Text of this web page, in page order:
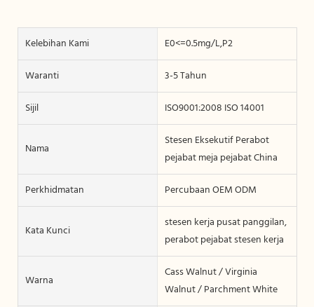
Kelebihan Kami
E0<=0.5mg/L,P2
Waranti
3-5 Tahun
Sijil
ISO9001:2008 ISO 14001
Nama
Stesen Eksekutif Perabot
pejabat meja pejabat China
Perkhidmatan
Percubaan OEM ODM
Kata Kunci
stesen kerja pusat panggilan,
perabot pejabat stesen kerja
Warna
Cass Walnut / Virginia
Walnut / Parchment White